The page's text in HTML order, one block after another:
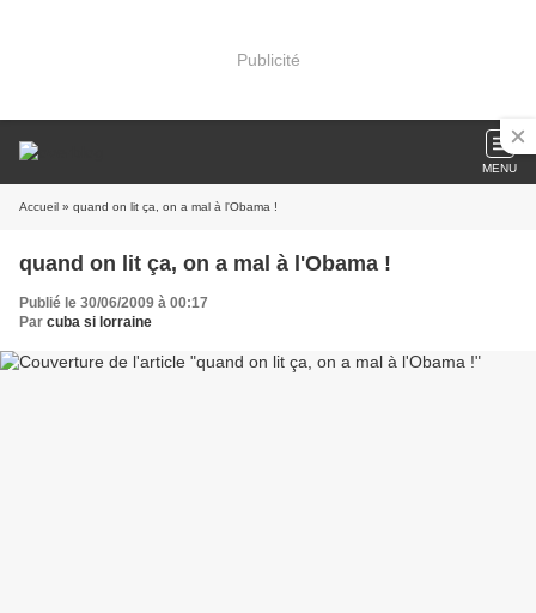
Publicité
MENU
Accueil » quand on lit ça, on a mal à l'Obama !
quand on lit ça, on a mal à l'Obama !
Publié le 30/06/2009 à 00:17
Par cuba si lorraine